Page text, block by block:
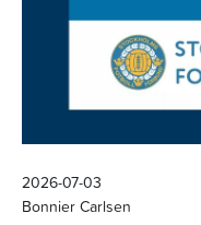
2026-07-03
Bonnier Carlsen